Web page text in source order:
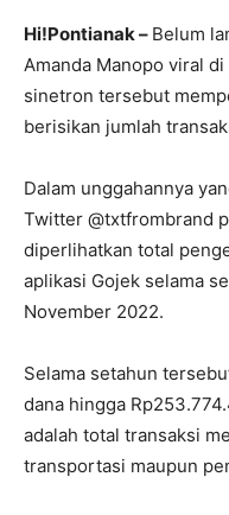
Hi!Pontianak – Belum
Amanda Manopo viral
sinetron tersebut
berisikan jumlah
Dalam unggahannya
Twitter @txtfrombrand
diperlihatkan total
aplikasi Gojek selama
November 2022.
Selama setahun
dana hingga
adalah total transaksi
transportasi maupun